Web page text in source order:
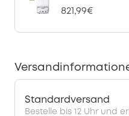
821,99€
Standardversand
Bestelle bis 12 Uhr und